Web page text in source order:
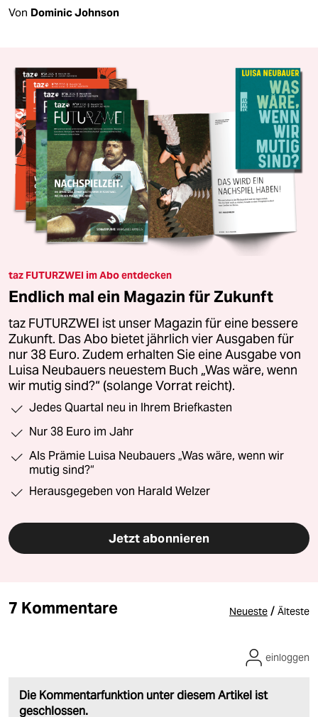
Von Dominic Johnson
taz FUTURZWEI im Abo entdecken
Endlich mal ein Magazin für Zukunft
taz FUTURZWEI ist unser Magazin für eine bessere
Zukunft. Das Abo bietet jährlich vier Ausgaben für
nur 38 Euro. Zudem erhalten Sie eine Ausgabe von
Luisa Neubauers neuestem Buch „Was wäre, wenn
wir mutig sind?“ (solange Vorrat reicht).
Jedes Quartal neu in Ihrem Briefkasten
Nur 38 Euro im Jahr
Als Prämie Luisa Neubauers „Was wäre, wenn wir
mutig sind?“
Herausgegeben von Harald Welzer
Jetzt abonnieren
7 Kommentare Neueste / Älteste
Die Kommentarfunktion unter diesem Artikel ist
geschlossen.
einloggen